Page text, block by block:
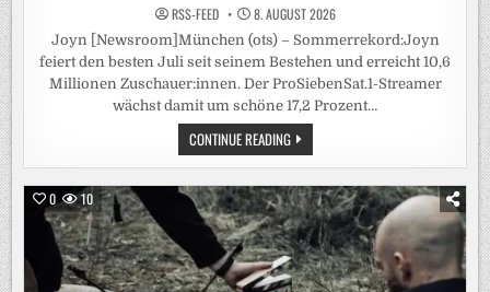
RSS-FEED 8. AUGUST 2026
Joyn [Newsroom]München (ots) – Sommerrekord:Joyn
feiert den besten Juli seit seinem Bestehen und erreicht 10,6
Millionen Zuschauer:innen. Der ProSiebenSat.1-Streamer
wächst damit um schöne 17,2 Prozent…
CONTINUE READINGEIN
SOMMER-
STREAMING-
JOYN
FEIERT
DEN
BESTEN
JULI
SEINER
GESCHICHTE
0 10